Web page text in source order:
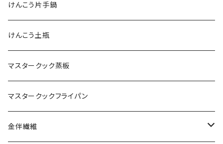
けんこう片手鍋
けんこう土瓶
マスタークック蒸板
マスタークックフライパン
金伴繊維